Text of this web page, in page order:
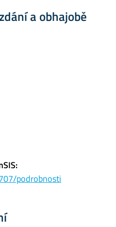
a obhajobě
podrobnosti